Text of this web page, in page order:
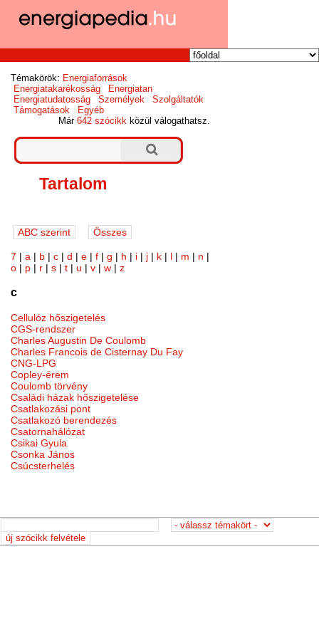
Témakörök: Energiaforrások
Energiatakarékosság
Energiatan
Energiatudatosság
Személyek
Szolgáltatók
Támogatások
Egyéb
Már642 szócikk közül válogathatsz.
Tartalom
7 |a | b |c |d |e |f |g | h | i | j | k | l | m | n |
o | p | r |s |t |u |v |w |z
c
Cellulóz hőszigetelés
CGS-rendszer
Charles Augustin De Coulomb
Charles Francois de Cisternay Du Fay
CNG-LPG
Copley-érem
Coulomb törvény
Családi házak hőszigetelése
Csatlakozási pont
Csatlakozó berendezés
Csatornahálózat
Csikai Gyula
Csonka János
Csúcsterhelés